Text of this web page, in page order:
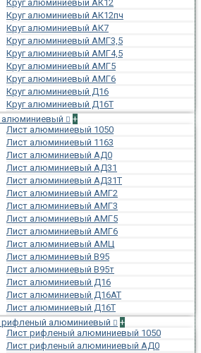
Круг алюминиевый АК12
Круг алюминиевый АК12пч
Круг алюминиевый АК7
Круг алюминиевый АМГ3,5
Круг алюминиевый АМГ4,5
Круг алюминиевый АМГ5
Круг алюминиевый АМГ6
Круг алюминиевый Д16
Круг алюминиевый Д16Т
алюминиевый
+
Лист алюминиевый 1050
Лист алюминиевый 1163
Лист алюминиевый АД0
Лист алюминиевый АД31
Лист алюминиевый АД31Т
Лист алюминиевый АМГ2
Лист алюминиевый АМГ3
Лист алюминиевый АМГ5
Лист алюминиевый АМГ6
Лист алюминиевый АМЦ
Лист алюминиевый В95
Лист алюминиевый В95т
Лист алюминиевый Д16
Лист алюминиевый Д16АТ
Лист алюминиевый Д16Т
рифленый алюминиевый
+
Лист рифленый алюминиевый 1050
Лист рифленый алюминиевый АД0